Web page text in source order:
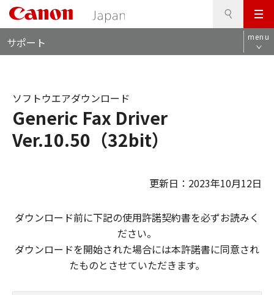
メ
ニ
ュ
サポート menu
Generic Fax Driver
Ver.10.50（32bit）
ソフトウエアダウンロード
更新日：2023年10月12日
ダウンロード前に下記の使用許諾契約書を必ずお読みく
ださい。
ダウンロードを開始された場合には本許諾書に同意され
たものとさせていただきます。